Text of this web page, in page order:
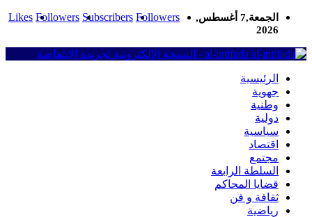
Likes Followers Subscribers Followers
الجمعة,7 أغسطس,
2026
al-intifada - النسخة الإلكترونية لجريدة الانتفاضة
الرئيسية
جهوية
وطنية
دولية
سياسية
اقتصاد
مجتمع
السلطة الرابعة
قضايا المحاكم
ثقافة و فن
رياضية